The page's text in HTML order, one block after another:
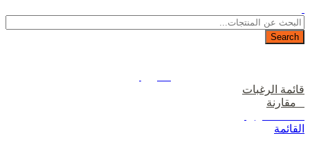
Search
قائمة الرغبات
مقارنة
القائمة